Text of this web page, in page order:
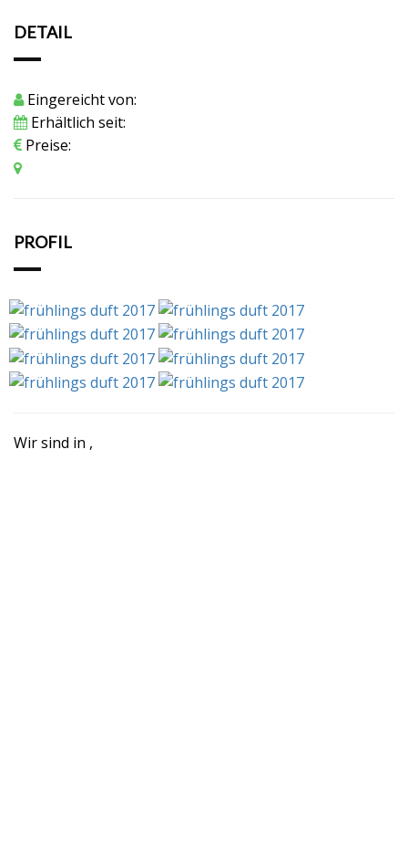
DETAIL
Eingereicht von:
Erhältlich seit:
Preise:
PROFIL
Wir sind in ,